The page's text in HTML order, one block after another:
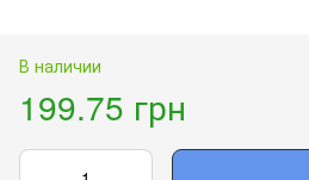
В наличии
199.75 грн